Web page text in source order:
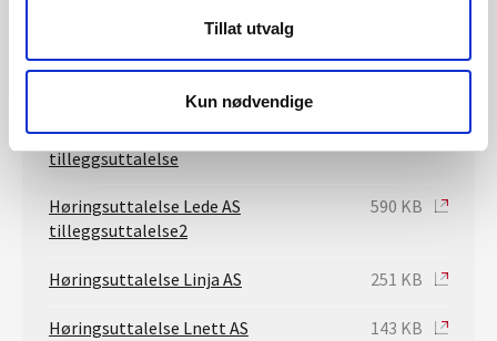
Tillat utvalg
Kun nødvendige
Høringsuttalelse Jæren Everk AS
Høringsuttalelse Lede AS
tilleggsuttalelse
140 KB
Høringsuttalelse Lede AS
tilleggsuttalelse2
590 KB
Høringsuttalelse Linja AS 251 KB
Høringsuttalelse Lnett AS 143 KB